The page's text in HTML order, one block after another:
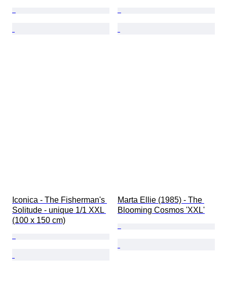
Iconica - The Fisherman's
Solitude - unique 1/1 XXL
(100 x 150 cm)
Marta Ellie (1985) - The
Blooming Cosmos 'XXL'